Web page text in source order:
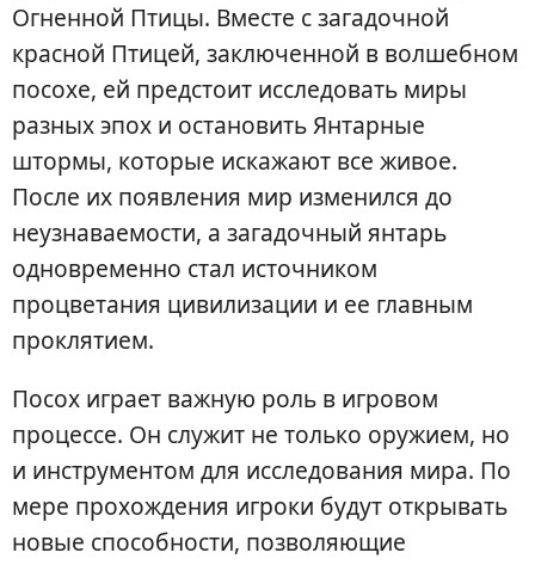
Огненной Птицы. Вместе с загадочной
красной Птицей, заключенной в волшебном
посохе, ей предстоит исследовать миры
разных эпох и остановить Янтарные
штормы, которые искажают все живое.
После их появления мир изменился до
неузнаваемости, а загадочный янтарь
одновременно стал источником
процветания цивилизации и ее главным
проклятием.
Посох играет важную роль в игровом
процессе. Он служит не только оружием, но
и инструментом для исследования мира. По
мере прохождения игроки будут открывать
новые способности, позволяющие